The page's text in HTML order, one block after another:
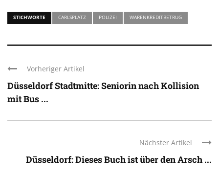
STICHWORTE CARLSPLATZ POLIZEI WARENKREDITBETRUG
Vorheriger Artikel
Düsseldorf Stadtmitte: Seniorin nach Kollision
mit Bus ...
Nächster Artikel
Düsseldorf: Dieses Buch ist über den Arsch ...